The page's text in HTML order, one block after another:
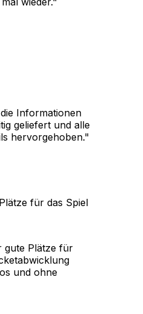
Informationen
geliefert und alle
hervorgehoben."
für das Spiel
gute Plätze für
und ohne